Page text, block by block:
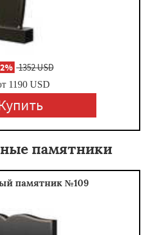
1352 USD
1190 USD
памятники
памятник №109